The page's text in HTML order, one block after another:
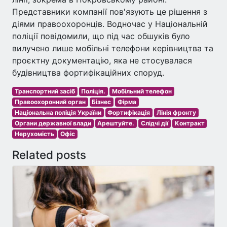
Представники компанії пов'язують це рішення з
діями правоохоронців. Водночас у Національній
поліції повідомили, що під час обшуків було
вилучено лише мобільні телефони керівництва та
проєктну документацію, яка не стосувалася
будівництва фортифікаційних споруд.
Транспортний засіб Поліція.
Мобільний телефон
Правоохоронний орган
Бізнес
Фірма
Національна поліція України
Фортифікація
Лінія фронту
Органи державної влади
Арештуйте. Слідчі дії
Контракт
Нерухомість
Офіс
Related posts